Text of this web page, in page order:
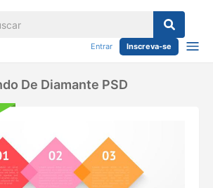
Entrar Inscreva-se
De Diamante PSD